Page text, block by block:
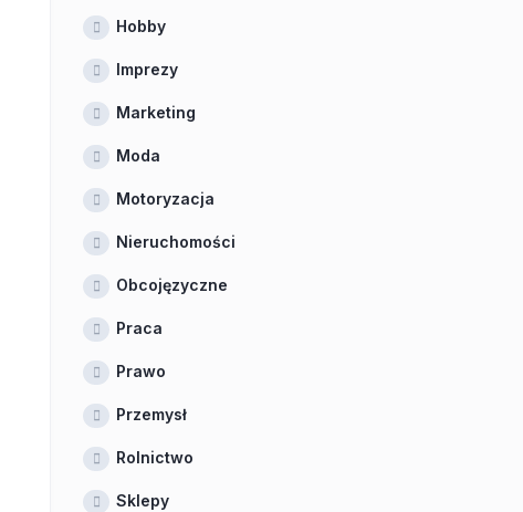
Hobby
Imprezy
Marketing
Moda
Motoryzacja
Nieruchomości
Obcojęzyczne
Praca
Prawo
Przemysł
Rolnictwo
Sklepy